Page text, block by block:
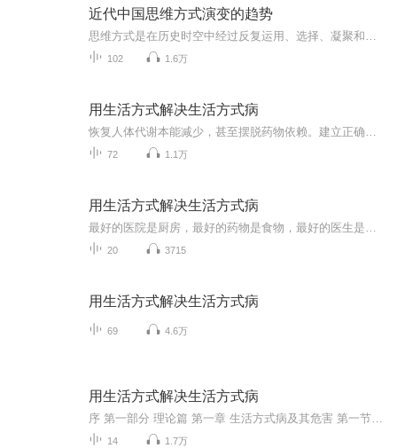
近代中国思维方式演变的趋势
102 1.6万
用生活方式解决生活方式病
72 1.1万
用生活方式解决生活方式病
20 3715
用生活方式解决生活方式病
69 4.6万
用生活方式解决生活方式病
14 1.7万